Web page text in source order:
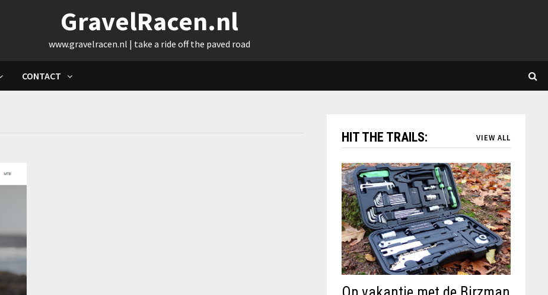
GravelRacen.nl
www.gravelracen.nl | take a ride off the paved road
CONTACT
HIT THE TRAILS: VIEW ALL